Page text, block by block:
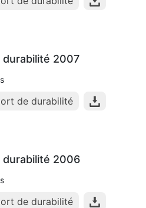
durabilité 2007
de durabilité
durabilité 2006
de durabilité